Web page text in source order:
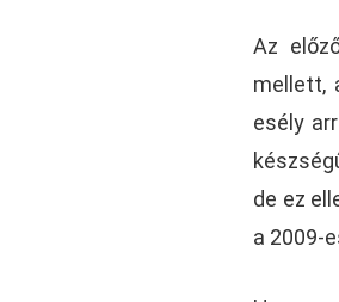
Az
mellett,
esély
de ez
a 2009-